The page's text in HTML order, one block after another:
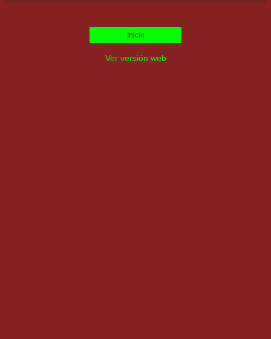
Inicio
Ver versión web